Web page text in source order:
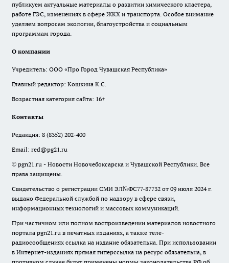
публикуем актуальные материалы о развитии химического кластера,
работе ГЭС, изменениях в сфере ЖКХ и транспорта. Особое внимание
уделяем вопросам экологии, благоустройства и социальным
программам города.
О компании
Учредитель: ООО «Про Город Чувашская Республика»
Главный редактор: Кошкина К.С.
Возрастная категория сайта: 16+
Контакты
Редакция: 8 (8352) 202-400
Email: red@pg21.ru
© pgn21.ru - Новости Новочебоксарска и Чувашской Республики. Все
права защищены.
Свидетельство о регистрации СМИ ЭЛ№ФС77-87732 от 09 июля 2024 г.
выдано Федеральной службой по надзору в сфере связи,
информационных технологий и массовых коммуникаций.
При частичном или полном воспроизведении материалов новостного
портала pgn21.ru в печатных изданиях, а также теле-
радиосообщениях ссылка на издание обязательна. При использовании
в Интернет-изданиях прямая гиперссылка на ресурс обязательна, в